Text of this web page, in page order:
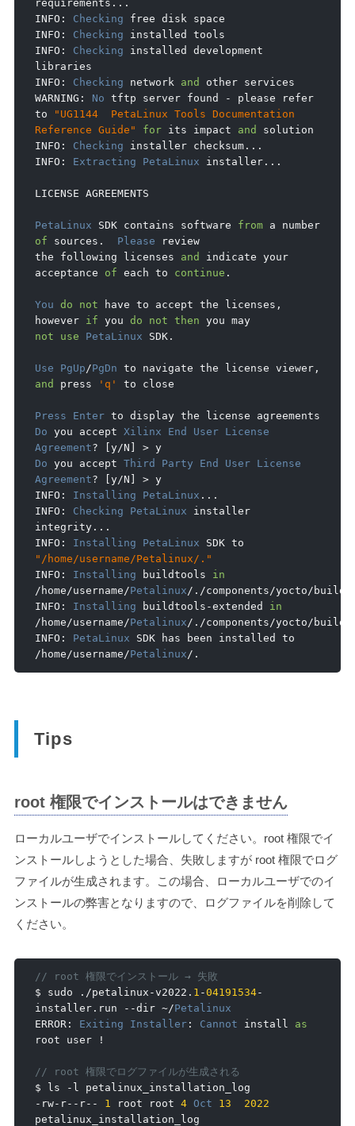
requirements ...
INFO : Checking free disk space
INFO : Checking installed tools
INFO : Checking installed development
libraries
INFO : Checking network and
other services
WARNING : No tftp server found -
please refer
to
"UG1144  PetaLinux Tools Documentation
Reference Guide"
for its impact and
solution
INFO : Checking installer checksum...
INFO : Extracting PetaLinux installer...
LICENSE AGREEMENTS
PetaLinux SDK contains software from
a number
of sources . Please review
the following licenses and
indicate your
acceptance of each to continue .
You do not have to accept the licenses ,
however if you do not then
you may
not
use PetaLinux SDK.
Use PgUp /PgDn to navigate the license viewer,
and
press 'q' to close
Press Enter
Do you accept Xilinx End User
License
Agreement? [y/N ] >
y
Do you accept Third Party End User
License
Agreement? [y/N ] > y
INFO : Installing PetaLinux ...
INFO : Checking PetaLinux installer
integrity...
INFO : Installing PetaLinux
"/home/username/Petalinux/."
INFO : Installing buildtools in
/ home /username /Petalinux /./components /yocto /
INFO : Installing buildtools -extended in
/ home /username /Petalinux /./components /yocto /
INFO : PetaLinux
/ home /username /Petalinux /.
Tips
root 権限でインストールはできません
ローカルユーザでインストールしてください。root 権限でイ
ンストールしようとした場合、失敗しますが root 権限でログ
ファイルが生成されます。この場合、ローカルユーザでのイ
ンストールの弊害となりますので、ログファイルを削除して
ください。
// root 権限でインストール → 失敗
$ sudo
./petalinux -v2022 . 1 -04191534-
installer. run --dir ~/Petalinux
ERROR : Exiting Installer: Cannot install as
root user
!
// root 権限でログファイルが生成される
$ ls
-
- rw- r-- r-- 1 root root 4 Oct 13
2022
petalinux_installation_log